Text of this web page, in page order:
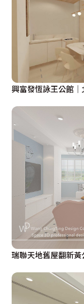
興富發恆詠王公館
瑞聯天地舊屋翻新